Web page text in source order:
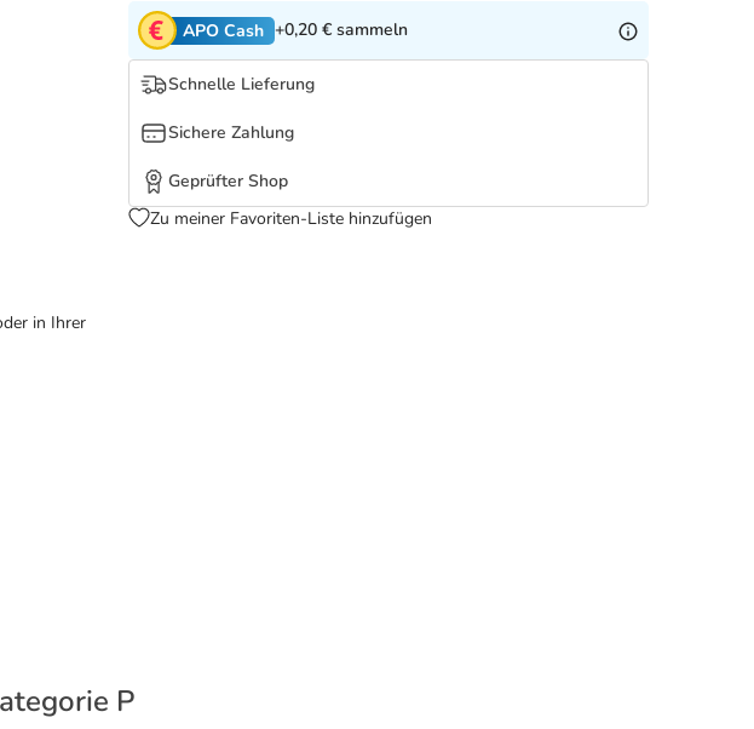
APO Cash +0,20 € sammeln
Schnelle Lieferung
Sichere Zahlung
Geprüfter Shop
Zu meiner Favoriten-Liste hinzufügen
in Ihrer
P